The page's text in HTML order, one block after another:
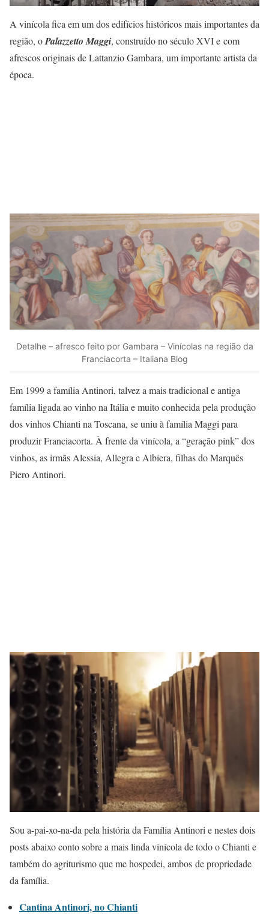
A vinícola fica em um dos edifícios históricos mais importantes da
região, oPalazzetto Maggi, construído no século XVI e com
afrescos originais de Lattanzio Gambara, um importante artista da
época.
Detalhe – afresco feito por Gambara – Vinícolas na região da
Franciacorta – Italiana Blog
Em 1999 a família Antinori, talvez a mais tradicional e antiga
família ligada ao vinho na Itália e muito conhecida pela produção
dos vinhos Chianti na Toscana, se uniu à família Maggi para
produzir Franciacorta. À frente da vinícola, a “geração pink” dos
vinhos, as irmãs Alessia, Allegra e Albiera, filhas do Marquês
Piero Antinori.
Sou a-pai-xo-na-da pela história da Família Antinori e nestes dois
posts abaixo conto sobre a mais linda vinícola de todo o Chianti e
também do agriturismo que me hospedei, ambos de propriedade
da família.
Cantina Antinori, no Chianti